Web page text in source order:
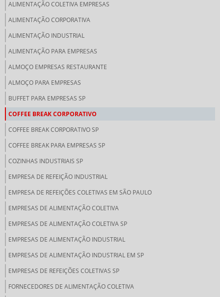
ALIMENTAÇÃO COLETIVA EMPRESAS
ALIMENTAÇÃO CORPORATIVA
ALIMENTAÇÃO INDUSTRIAL
ALIMENTAÇÃO PARA EMPRESAS
ALMOÇO EMPRESAS RESTAURANTE
ALMOÇO PARA EMPRESAS
BUFFET PARA EMPRESAS SP
COFFEE BREAK CORPORATIVO
COFFEE BREAK CORPORATIVO SP
COFFEE BREAK PARA EMPRESAS SP
COZINHAS INDUSTRIAIS SP
EMPRESA DE REFEIÇÃO INDUSTRIAL
EMPRESA DE REFEIÇÕES COLETIVAS EM SÃO PAULO
EMPRESAS DE ALIMENTAÇÃO COLETIVA
EMPRESAS DE ALIMENTAÇÃO COLETIVA SP
EMPRESAS DE ALIMENTAÇÃO INDUSTRIAL
EMPRESAS DE ALIMENTAÇÃO INDUSTRIAL EM SP
EMPRESAS DE REFEIÇÕES COLETIVAS SP
FORNECEDORES DE ALIMENTAÇÃO COLETIVA